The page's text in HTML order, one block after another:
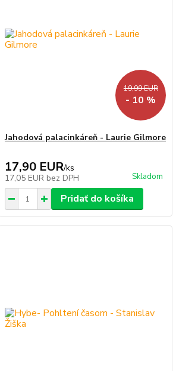
19,99 EUR
- 10 %
Jahodová palacinkáreň - Laurie Gilmore
17,90 EUR/ks
17,05 EUR bez DPH Skladom
Pridať do košíka